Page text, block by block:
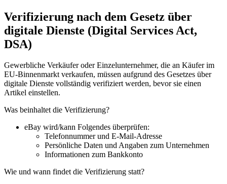
Verifizierung nach dem Gesetz über
digitale Dienste (Digital Services Act,
DSA)
Gewerbliche Verkäufer oder Einzelunternehmer, die an Käufer im
EU-Binnenmarkt verkaufen, müssen aufgrund des Gesetzes über
digitale Dienste vollständig verifiziert werden, bevor sie einen
Artikel einstellen.
Was beinhaltet die Verifizierung?
eBay wird/kann Folgendes überprüfen:
Telefonnummer und E-Mail-Adresse
Persönliche Daten und Angaben zum Unternehmen
Informationen zum Bankkonto
Wie und wann findet die Verifizierung statt?